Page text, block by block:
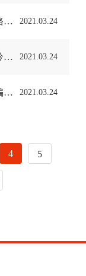
洗钱罪典型案例⑥｜赵某涉贪污贿赂洗钱案 2021.03.24
洗钱罪典型案例⑤｜林某娜、林某吟等人涉毒洗钱案 2021.03.24
洗钱罪典型案例④｜张某涉集资诈骗洗钱案 2021.03.24
4 5